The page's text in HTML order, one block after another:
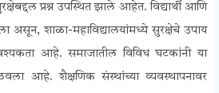
प्रश्न उपस्थित झाले आहेत. विद्यार्थी आणि
असून, शाळा-महाविद्यालयांमध्ये सुरक्षेचे उपाय
आहे. समाजातील विविध घटकांनी या
आहे. शैक्षणिक संस्थांच्या व्यवस्थापनावर